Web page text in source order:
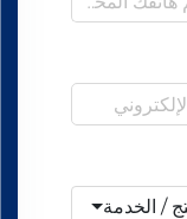
/ الخدمة